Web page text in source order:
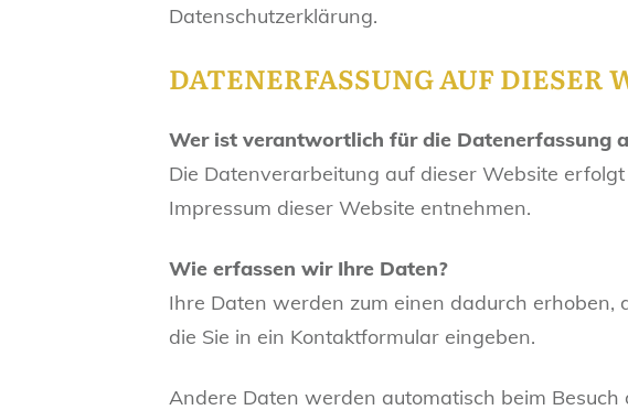
Datenschutzerklärung.
DATENERFASSUNG AUF DIESER
Wer ist verantwortlich für die Datenerfassung
Die Datenverarbeitung auf dieser Website
Impressum dieser Website entnehmen.
Wie erfassen wir Ihre Daten?
Ihre Daten werden zum einen dadurch erhoben,
die Sie in ein Kontaktformular eingeben.
Andere Daten werden automatisch beim